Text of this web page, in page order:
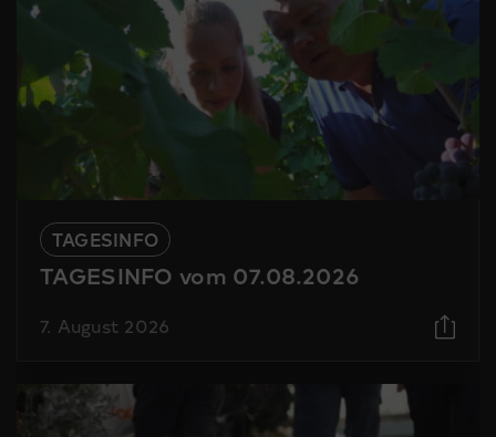
TAGESINFO
TAGESINFO vom 07.08.2026
7. August 2026